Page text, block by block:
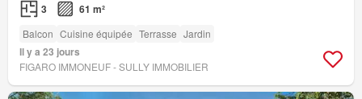
3 61 m²
Balcon Cuisine équipée Terrasse Jardin
Il y a 23 jours
FIGARO IMMONEUF - SULLY IMMOBILIER